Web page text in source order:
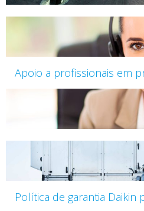
Apoio a profissionais em
Política de garantia Daikin